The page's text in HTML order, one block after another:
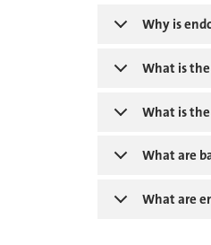
Why is
What is
What is the
What are
What are